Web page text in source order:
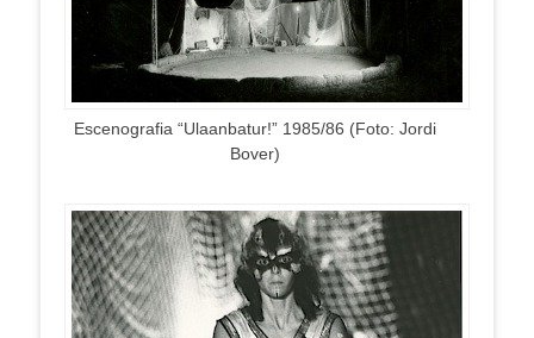
Escenografia “Ulaanbatur!” 1985/86 (Foto: Jordi
Bover)